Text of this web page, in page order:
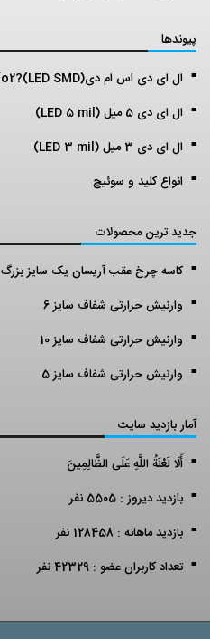
پیوندها
ال ای دی اس ام دی(LED SMD)?adtxfo2
ال ای دی 5 میل (LED 5 mil)
ال ای دی 3 میل (LED 3 mil)
انواع کلید و سوئیچ
جدید ترین محصولات
کاسه چرخ عقب آریسان یک سایز بزرگ
وارنیش حرارتی شفاف سایز 6
وارنیش حرارتی شفاف سایز 10
وارنیش حرارتی شفاف سایز 5
آمار بازدید سایت
أَلَا لَعْنَةُ اللَّهِ عَلَى الظَّالِمِينَ
بازدید دیروز : 5505 نفر
بازدید ماهانه : 128458 نفر
تعداد کاربران عضو : 42329 نفر